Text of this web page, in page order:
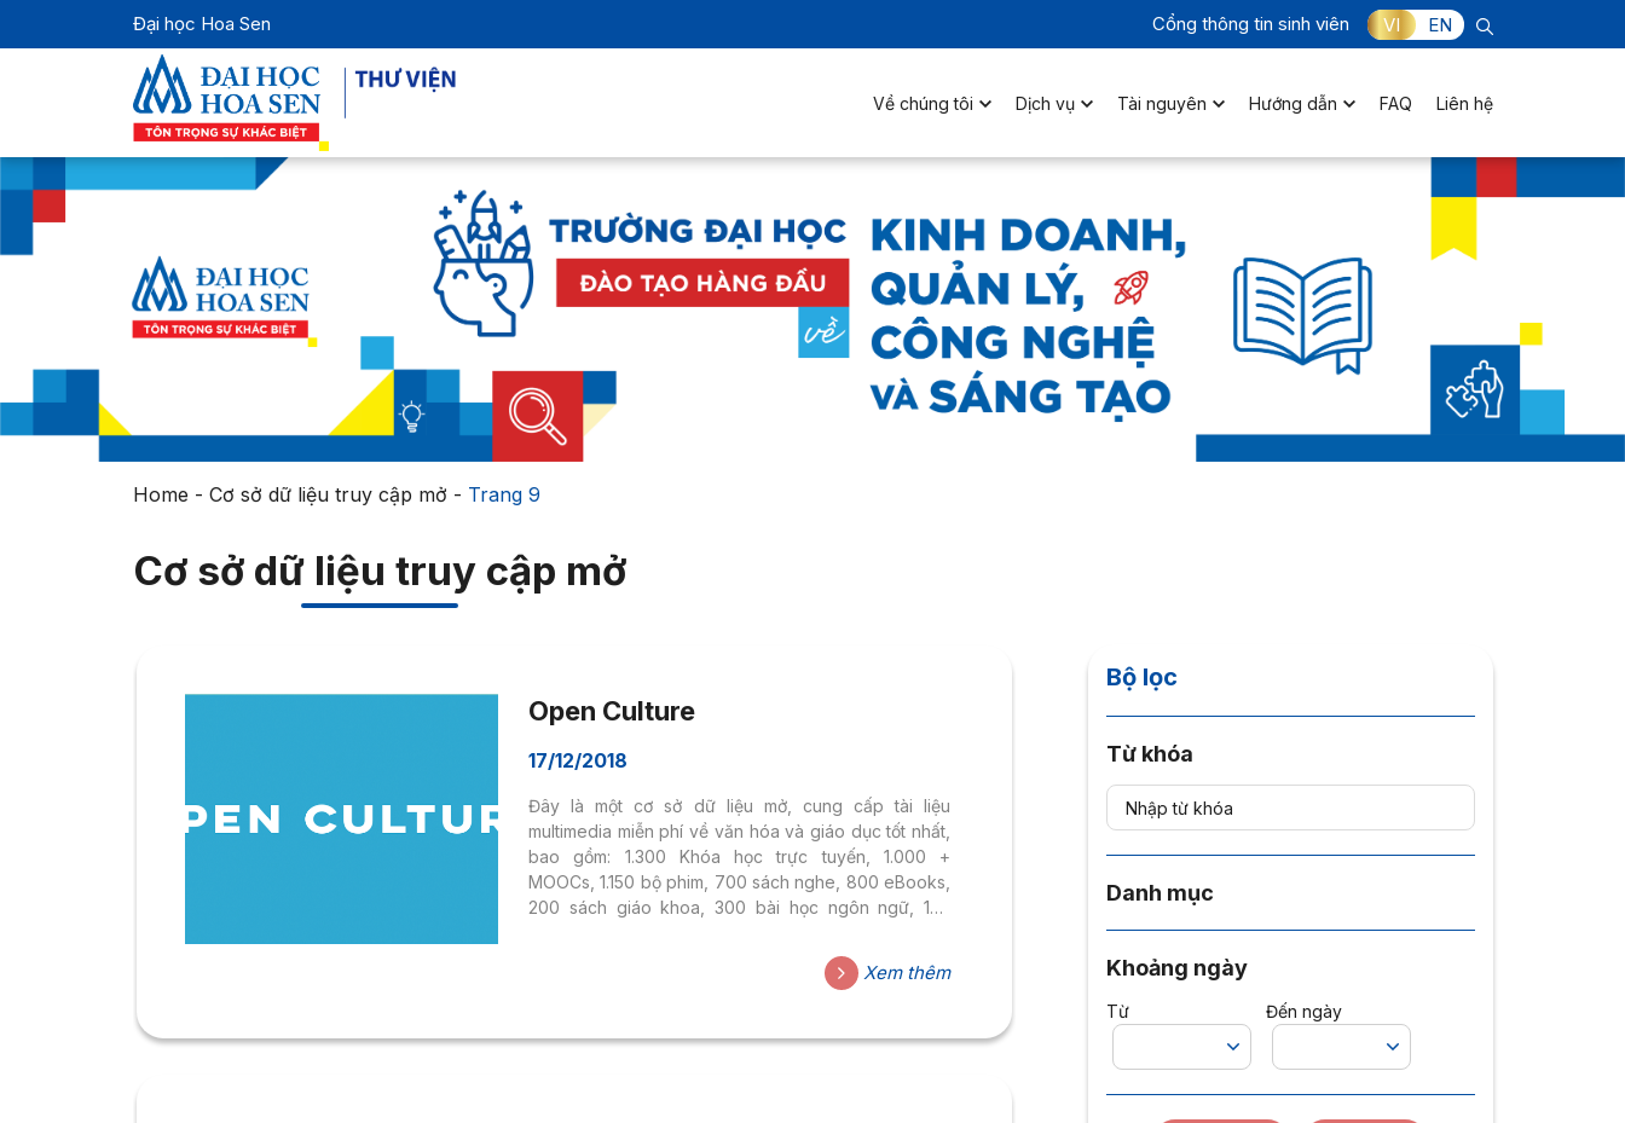
Đại học Hoa Sen Cổng thông tin sinh viên VI EN
Về chúng tôi Dịch vụ Tài nguyên Hướng dẫn FAQ Liên hệ
Home - Cơ sở dữ liệu truy cập mở - Trang 9
Cơ sở dữ liệu truy cập mở
Open Culture
17/12/2018
Đây là một cơ sở dữ liệu mở, cung cấp tài liệu
multimedia miễn phí về văn hóa và giáo dục tốt nhất,
bao gồm: 1.300 Khóa học trực tuyến, 1.000 +
MOOCs, 1.150 bộ phim, 700 sách nghe, 800 eBooks,
200 sách giáo khoa, 300 bài học ngôn ngữ, 150
https://www.openculture.com/ Hướng dẫn tìm kiếm
trên Open Culture: – Tìm kiếm nhanh: Nhập tên bài
tìm kiếm. Sau đó, chọn lĩnh vực cần tìm và click
Xem thêm
Bộ lọc
Từ khóa
Danh mục
Khoảng ngày
Từ Đến ngày